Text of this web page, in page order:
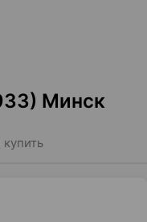
Минск
купить